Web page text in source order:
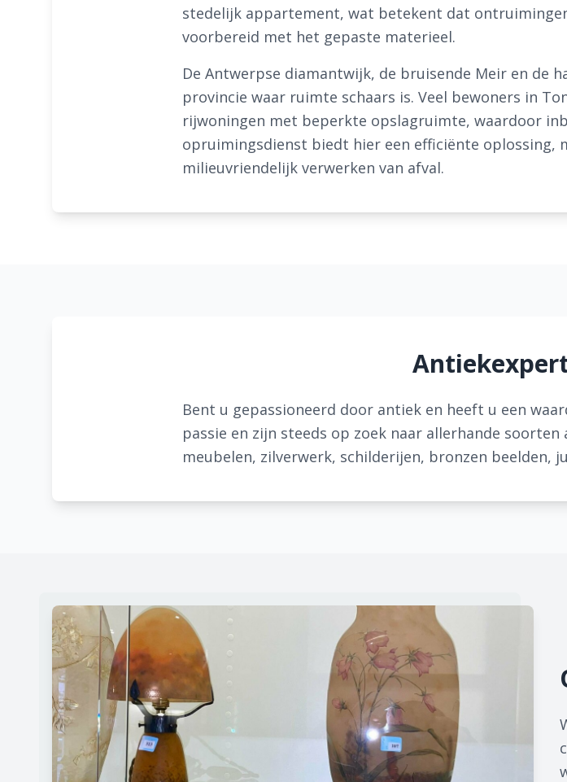
stedelijk appartement, wat betekent dat
voorbereid met het gepaste materieel.
De Antwerpse diamantwijk, de bruisende Meir en de
provincie waar ruimte schaars is. Veel bewoners in
rijwoningen met beperkte opslagruimte, waardoor
opruimingsdienst biedt hier een efficiënte oplossing,
milieuvriendelijk verwerken van afval.
Bent u gepassioneerd door antiek en heeft u een
passie en zijn steeds op zoek naar allerhande
meubelen, zilverwerk, schilderijen, bronzen beelden,